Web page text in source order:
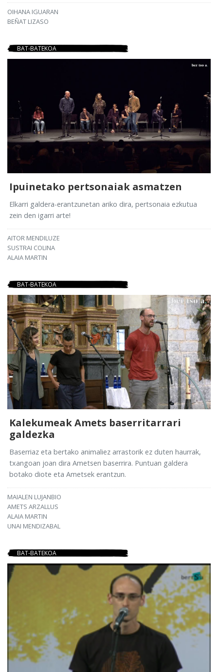
OIHANA IGUARAN
BEÑAT LIZASO
BAT-BATEKOA
Ipuinetako pertsonaiak asmatzen
Elkarri galdera-erantzunetan ariko dira, pertsonaia ezkutua
zein den igarri arte!
AITOR MENDILUZE
SUSTRAI COLINA
ALAIA MARTIN
BAT-BATEKOA
Kalekumeak Amets baserritarrari
galdezka
Baserriaz eta bertako animaliez arrastorik ez duten haurrak,
txangoan joan dira Ametsen baserrira. Puntuan galdera
botako diote eta Ametsek erantzun.
MAIALEN LUJANBIO
AMETS ARZALLUS
ALAIA MARTIN
UNAI MENDIZABAL
BAT-BATEKOA